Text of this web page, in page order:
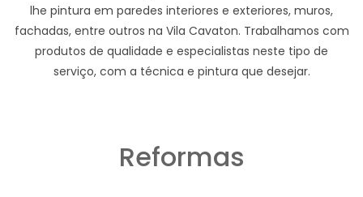
lhe pintura em paredes interiores e exteriores, muros,
fachadas, entre outros na Vila Cavaton. Trabalhamos com
produtos de qualidade e especialistas neste tipo de
serviço, com a técnica e pintura que desejar.
Reformas